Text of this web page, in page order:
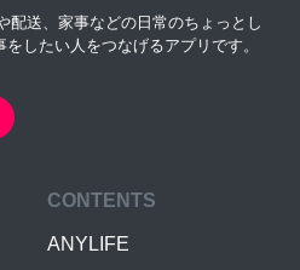
配送、家事などの日常のちょっとし
したい人をつなげるアプリです。
CONTENTS
ANYLIFE